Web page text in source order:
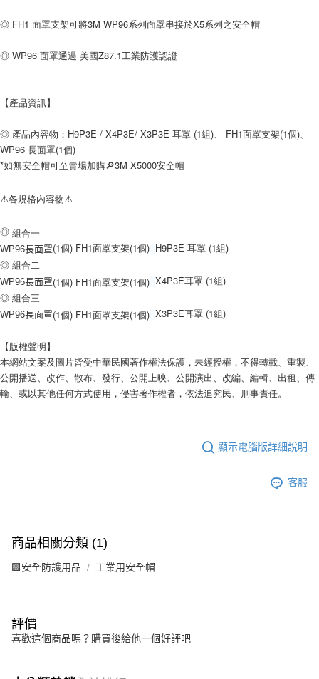
◎ FH1 面罩支架可將3M WP96系列面罩串接於X5系列之安全帽
◎ WP96 面罩通過 美國Z87.1工業防護認證
【產品資訊】
◎ 產品內容物：H9P3E / X4P3E/ X3P3E 耳罩 (1組)、 FH1面罩支架(1個)、
WP96 長面罩(1個)
*如無安全帽可至賣場加購🔎3M X5000安全帽
⚠️各規格內容物⚠️
◎ 組合一
WP96長面罩(1個) FH1面罩支架(1個) H9P3E 耳罩 (1組)
◎ 組合二
WP96長面罩(1個) FH1面罩支架(1個) X4P3E耳罩 (1組)
◎ 組合三
WP96長面罩(1個) FH1面罩支架(1個) X3P3E耳罩 (1組)
【版權聲明】
本網站文案及圖片皆受中華民國著作權法保護，未經授權，不得轉載、重製、
公開播送、改作、散布、發行、公開上映、公開演出、改編、編輯、出租、傳
輸、或以其他任何方式使用，侵害著作權者，依法追究民、刑事責任。
顯示電腦版詳細說明
客服
商品相關分類 (1)
🟩安全防護用品 工業用安全帽
評價
喜歡這個商品嗎？購買後給他一個好評吧